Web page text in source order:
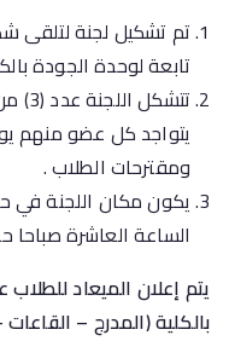
تم تشكيل لجنة لتلقى
تابعة لوحدة الجودة
يتواجد كل عضو منهم
ومقترحات الطلاب .
يكون مكان اللجنة في
الساعة العاشرة صباحا
يتم إعلان الميعاد
بالكلية (المدرج –